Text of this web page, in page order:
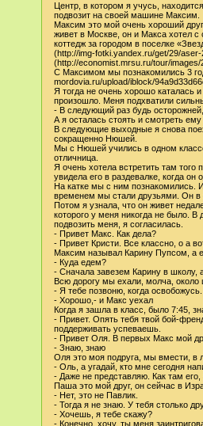
Центр, в котором я учусь,
подвозит на своей машине Максим.
Максим это мой очень хороший
живет в Москве, он и Макса хотел с
коттедж за городом в поселке
(http://img-fotki.yandex.ru/get/29/
(http://economist.mrsu.ru/tour/
С Максимом мы познакомились 3
mordovia.ru/upload/iblock/
Я тогда не очень хорошо каталась
произошло. Меня подхватили
- В следующий раз будь
А я осталась стоять и смотреть
В следующие выходные я снова
сокращенно Нюшей.
Мы с Нюшей учились в одном
отличница.
Я очень хотела встретить там того
увидела его в раздевалке, когда
На катке мы с ним познакомились.
временем мы стали друзьями. Он в
Потом я узнала, что он живет
которого у меня никогда не было.
подвозить меня, я согласилась.
- Привет Макс. Как дела?
- Привет Кристи. Все классно, о а
Максим называл Карину Пупсом, а
- Куда едем?
- Сначала завезем Карину в школу,
Всю дорогу мы ехали, молча, около
- Я тебе позвоню, когда освобожусь.
- Хорошо,- и Макс уехал
Когда я зашла в класс, было 7:45,
- Привет. Опять тебя твой бой-
поддерживать успеваешь.
- Привет Оля. В первых Макс мой
- Знаю, знаю
Оля это моя подруга, мы вмести, в
- Оль, а угадай, кто мне сегодня
- Даже не представляю. Как там
Паша это мой друг, он сейчас в
- Нет, это не Павлик.
- Тогда я не знаю. У тебя столько
- Хочешь, я тебе скажу?
- Конечно, хочу, ты меня